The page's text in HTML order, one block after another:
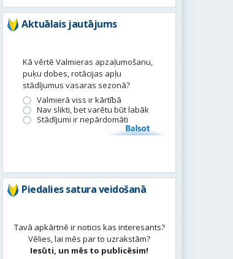
Aktuālais jautājums
Kā vērtē Valmieras apzaļumošanu,
puķu dobes, rotācijas apļu
stādījumus vasaras sezonā?
Valmierā viss ir kārtībā
Nav slikti, bet varētu būt labāk
Stādījumi ir nepārdomāti
Balsot
Piedalies satura veidošanā
Tavā apkārtnē ir noticis kas interesants?
Vēlies, lai mēs par to uzrakstām?
Iesūti, un mēs to publicēsim!